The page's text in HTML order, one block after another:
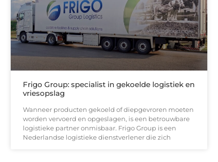
Frigo Group: specialist in gekoelde logistiek en
vriesopslag
Wanneer producten gekoeld of diepgevroren moeten
worden vervoerd en opgeslagen, is een betrouwbare
logistieke partner onmisbaar. Frigo Group is een
Nederlandse logistieke dienstverlener die zich